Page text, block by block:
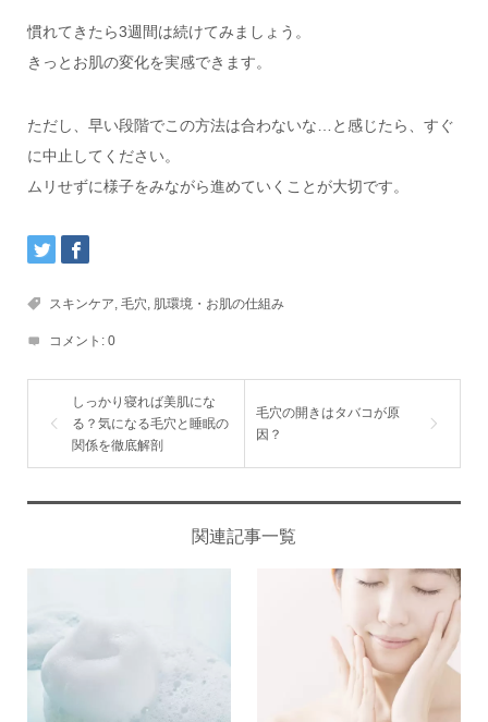
慣れてきたら3週間は続けてみましょう。
きっとお肌の変化を実感できます。
ただし、早い段階でこの方法は合わないな…と感じたら、すぐ
に中止してください。
ムリせずに様子をみながら進めていくことが大切です。
スキンケア 毛穴 肌環境・お肌の仕組み
コメント: 0
しっかり寝れば美肌にな
る？気になる毛穴と睡眠の
関係を徹底解剖
毛穴の開きはタバコが原
因？
関連記事一覧